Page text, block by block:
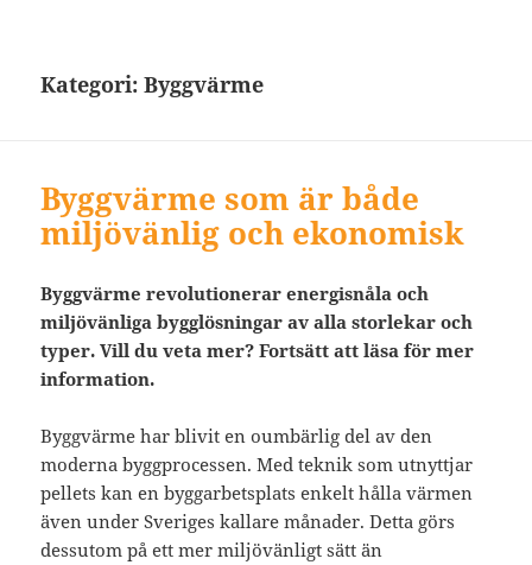
Kategori:Byggvärme
Byggvärme som är både
miljövänlig och ekonomisk
Byggvärme revolutionerar energisnåla och
miljövänliga bygglösningar av alla storlekar och
typer. Vill du veta mer? Fortsätt att läsa för mer
information.
Byggvärme har blivit en oumbärlig del av den
moderna byggprocessen. Med teknik som utnyttjar
pellets kan en byggarbetsplats enkelt hålla värmen
även under Sveriges kallare månader. Detta görs
dessutom på ett mer miljövänligt sätt än